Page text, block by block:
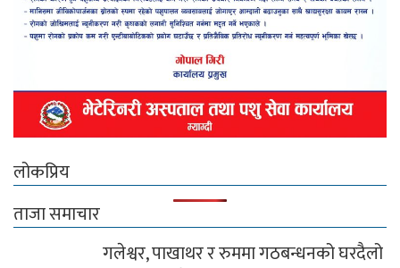
लोकप्रिय
ताजा समाचार
गलेश्वर, पाखाथर र रुममा गठबन्धनको घरदैलो